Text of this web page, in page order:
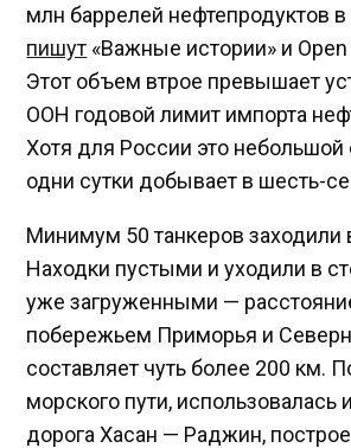
млн баррелей нефтепродуктов в
пишут «Важные истории» и
Этот объем втрое превышает
ООН годовой лимит импорта
Хотя для России это небольшой
одни сутки добывает в шесть-
Минимум 50 танкеров заходили
Находки пустыми и уходили в
уже загруженными —
побережьем Приморья и
составляет чуть более 200 км.
морского пути, использовалась
дорога Хасан — Раджин,